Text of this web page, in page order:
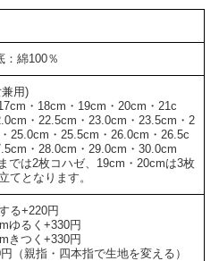
綿100％
用)
・18cm・19cm・20cm・21c
・22.5cm・23.0cm・23.5cm・2
25.0cm・25.5cm・26.0cm・26.5c
・28.0cm・29.0cm・30.0cm
では2枚コハゼ、19cm・20cmは3枚
てとなります。
る+220円
ゆるく+330円
きつく+330円
（親指・四本指で生地を変える）